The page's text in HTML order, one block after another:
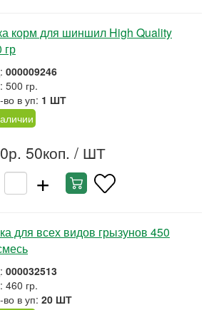
корм для шиншил High Quality
гр
000009246
500 гр.
во в уп: 1 ШТ
50коп. / ШТ
+
для всех видов грызунов 450
000032513
460 гр.
во в уп: 20 ШТ